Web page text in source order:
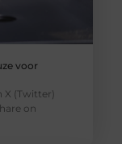
voor
X (Twitter)
on